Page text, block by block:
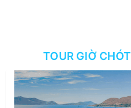
TOUR GIỜ CHÓT